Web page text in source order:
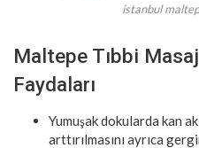
istanbul
Maltepe Tıbbi
Faydaları
Yumuşak dokularda kan
arttırılmasını ayrıca